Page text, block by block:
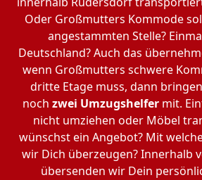
Oder Großmutters Kommode
angestammten Stelle?
Deutschland? Auch das
wenn Großmutters schwere
dritte Etage muss, dann
noch zwei Umzugshelfermit.
nicht umziehen oder Möbel
wünschst ein Angebot? Mit
wir Dich überzeugen? Innerhalb
übersenden wir Dein